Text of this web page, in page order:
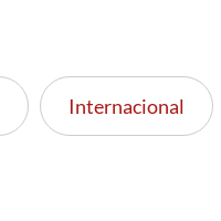
Internacional